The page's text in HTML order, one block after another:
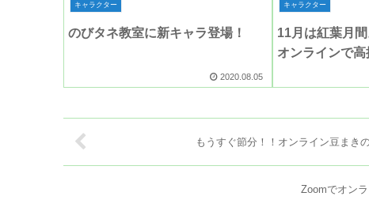
キャラクター
のびタネ教室に新キャラ登場！
2020.08.05
キャラクター
11月は紅葉月
オンラインで高
もうすぐ節分！！オンライン豆まき
Zoomでオン